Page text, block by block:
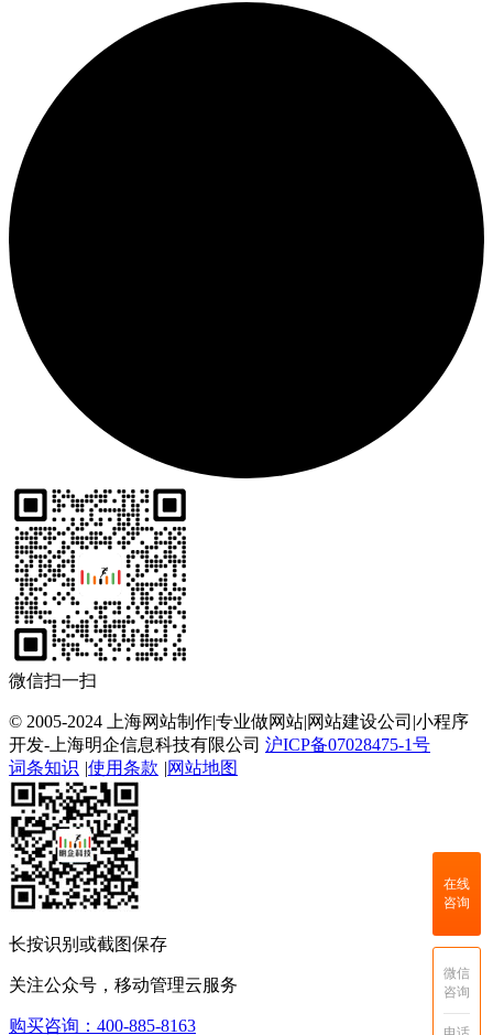
微信扫一扫
© 2005-2024 上海网站制作|专业做网站|网站建设公司|小程序
开发-上海明企信息科技有限公司 沪ICP备07028475-1号
词条知识 |使用条款 |网站地图
长按识别或截图保存
关注公众号，移动管理云服务
购买咨询：400-885-8163
在线
咨询
微信
咨询